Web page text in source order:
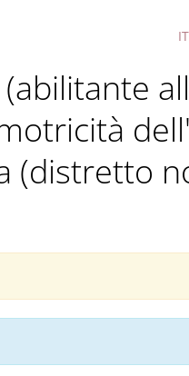
IT
(distretto